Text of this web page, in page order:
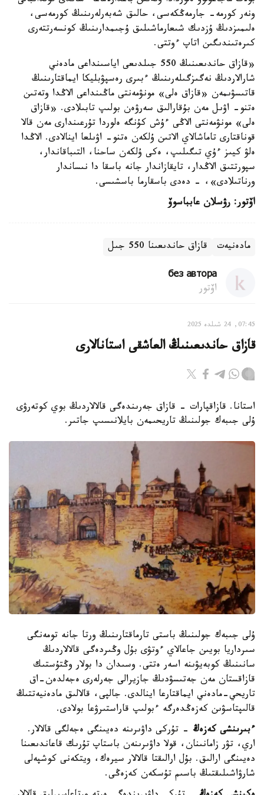
ونەر كورمە- جارمەڭكەسى، حالىق شەبەرلەرىنىڭ كورمەسى،
ەلىمىزدىڭ ۇزدىك شىعارماشىلىق ۇجىمدارىنىڭ كونسەرتتەرى
كىرەتىندىگىن اتاپ ءوتتى.
«قازاق حاندىعىنىڭ 550 جىلدىعى اياسىنداعى مادەني
شارالاردىڭ نەگىزگىلەرىنىڭ ءبىرى رەسپۋبليكا ايماقتارىنىڭ
قاتىسۋىمەن «قازاق ەلى» مونۋمەنتى ماڭىنداعى الاڭدا وتەتىن
ەتنو- اۋىل مەن بۇقارالىق سەرۋەن بولىپ تابىلادى. «قازاق
ەلى» مونۋمەنتى الاڭى ءۇش كۇنگە ەلوردا تۇرعىندارى مەن قالا
قوناقتارى تاماشالاي الاتىن ۇلكەن ەتنو- اۋىلعا اينالادى. الاڭدا
ەلۋ كيىز ءۇي تىگىلىپ، ەكى ۇلكەن ساحنا، التىباقاندار،
سپورتتىق الاڭدار، تايقازاندار جانە باسقا دا نىساندار
ورناتىلادى»، - دەدى باسقارما باسشىسى.
اۆتور: رۋسلان عابباسوۆ
مادەنيەت قازاق حاندىعىنا 550 جىل
без автора
اۆتور
07:45, 24 شىلدە 2025
قازاق حاندىعىنىڭ العاشقى استانالارى
استانا. قازاقپارات - قازاق جەرىندەگى قالالاردىڭ بوي كوتەرۋى
ۇلى جىبەك جولىنىڭ تاريحىمەن بايلانىسىپ جاتىر.
ۇلى جىبەك جولىنىڭ باستى تارماقتارىنىڭ ورتا جانە تومەنگى
سىرداريا بويىن جاعالاي ءوتۋى بۇل وڭىردەگى قالالاردىڭ
سانىنىڭ كوبەيۋىنە اسەر ەتتى. وسىدان دا بولار وڭتۇستىك
قازاقستان مەن جەتىسۋدىڭ جازيرالى جەرلەرى ەجەلدەن-اق
تاريحي-مادەني ايماقتارعا اينالدى. جالپى، قالالىق مادەنيەتتىڭ
قالىپتاسۋىن كەزەڭدەرگە ءبولىپ قاراستىرۋعا بولادى.
ءبىرىنشى كەزەڭ - تۇركى داۋىرىنە دەيىنگى ەجەلگى قالالار.
اري، تۋر زامانىنان، قولا داۋىرىنەن باستاپ تۇرىك قاعاندىعىنا
دەيىنگى ارالىق. بۇل ارالىقتا قالالار سيرەك، ويتكەنى كوشپەلى
شارۋاشىلىقتىڭ باسىم تۇسكەن كەزەڭى.